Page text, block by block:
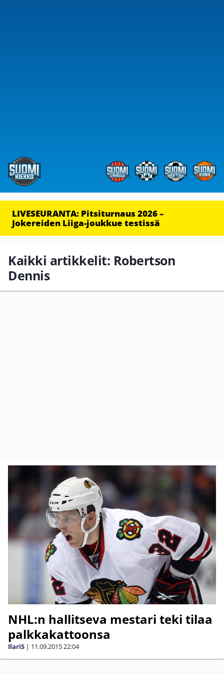
LIVESEURANTA: Pitsiturnaus 2026 –
Jokereiden Liiga-joukkue testissä
Kaikki artikkelit: Robertson
Dennis
NHL:n hallitseva mestari teki tilaa
palkkakattoonsa
IlariS | 11.09.201522:04